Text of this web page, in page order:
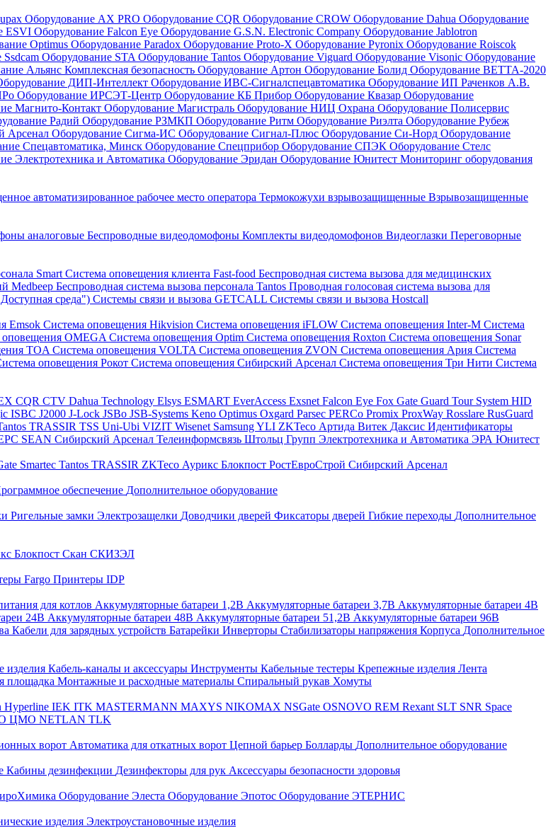
Оборудование AX PRO Оборудование CQR Оборудование CROW Оборудование Dahua Оборудование
ESVI Оборудование Falcon Eye Оборудование G.S.N. Electronic Company Оборудование Jablotron
Optimus Оборудование Paradox Оборудование Proto-X Оборудование Pyronix Оборудование Roiscok
Оборудование STA Оборудование Tantos Оборудование Viguard Оборудование Visonic Оборудование
Альянс Комплексная безопасность Оборудование Артон Оборудование Болид Оборудование ВЕТТА-2020
ДИП-Интеллект Оборудование ИВС-Сигналспецавтоматика Оборудование ИП Раченков А.В.
Оборудование ИРСЭТ-Центр Оборудование КБ Прибор Оборудование Квазар Оборудование
Магнито-Контакт Оборудование Магистраль Оборудование НИЦ Охрана Оборудование Полисервис
Радий Оборудование РЗМКП Оборудование Ритм Оборудование Риэлта Оборудование Рубеж
Арсенал Оборудование Сигма-ИС Оборудование Сигнал-Плюс Оборудование Си-Норд Оборудование
Спецавтоматика, Минск Оборудование Спецприбор Оборудование СПЭК Оборудование Стелс
Электротехника и Автоматика Оборудование Эридан Оборудование Юнитест Мониторинг оборудования
автоматизированное рабочее место оператора Термокожухи взрывозащищенные Взрывозащищенные
аналоговые Беспроводные видеодомофоны Комплекты видеодомофонов Видеоглазки Переговорные
Smart Система оповещения клиента Fast-food Беспроводная система вызова для медицинских
Medbeep Беспроводная система вызова персонала Tantos Проводная голосовая система вызова для
среда") Системы связи и вызова GETCALL Системы связи и вызова Hostcall
Emsok Система оповещения Hikvision Система оповещения iFLOW Система оповещения Inter-M Система
оповещения OMEGA Система оповещения Optim Система оповещения Roxton Система оповещения Sonar
TOA Система оповещения VOLTA Система оповещения ZVON Система оповещения Ария Система
оповещения Рокот Система оповещения Сибирский Арсенал Система оповещения Три Нити Система
CQR CTV Dahua Technology Elsys ESMART EverAccess Exsnet Falcon Eye Fox Gate Guard Tour System HID
ISBC J2000 J-Lock JSBo JSB-Systems Keno Optimus Oxgard Parsec PERCo Promix ProxWay Rosslare RusGuard
TRASSIR TSS Uni-Ubi VIZIT Wisenet SamsungYLI ZKTeco Артида Витек Даксис Идентификаторы
SEAN Сибирский Арсенал Телеинформсвязь Штольц Групп Электротехника и Автоматика ЭРА Юнитест
Smartec Tantos TRASSIR ZKTeco Аурикс Блокпост РостЕвроСтрой Сибирский Арсенал
обеспечение Дополнительное оборудование
Ригельные замки Электрозащелки Доводчики дверей Фиксаторы дверей Гибкие переходы Дополнительное
Блокпост Скан СКИЗЭЛ
Fargo Принтеры IDP
для котлов Аккумуляторные батареи 1,2В Аккумуляторные батареи 3,7В Аккумуляторные батареи 4В
24В Аккумуляторные батареи 48В Аккумуляторные батареи 51,2В Аккумуляторные батареи 96В
Кабели для зарядных устройств Батарейки Инверторы Стабилизаторы напряжения Корпуса Дополнительное
изделия Кабель-каналы и аксессуары Инструменты Кабельные тестеры Крепежные изделия Лента
площадка Монтажные и расходные материалы Спиральный рукав Хомуты
Hyperline IEK ITK MASTERMANN MAXYS NIKOMAX NSGate OSNOVO REM Rexant SLT SNR Space
ЦМО NETLAN TLK
ворот Автоматика для откатных ворот Цепной барьер Болларды Дополнительное оборудование
Кабины дезинфекции Дезинфекторы для рук Аксессуары безопасности здоровья
Оборудование Элеста Оборудование Эпотос Оборудование ЭТЕРНИС
изделия Электроустановочные изделия